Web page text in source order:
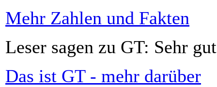
Mehr Zahlen und Fakten
Leser sagen zu GT: Sehr
Das ist GT - mehr darüber